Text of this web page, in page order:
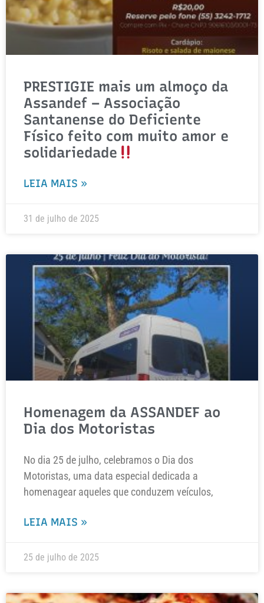
PRESTIGIE mais um almoço da
Assandef – Associação
Santanense do Deficiente
Físico feito com muito amor e
solidariedade
LEIA MAIS »
31 de julho de 2025
Homenagem da ASSANDEF ao
Dia dos Motoristas
No dia 25 de julho, celebramos o Dia dos
Motoristas, uma data especial dedicada a
homenagear aqueles que conduzem veículos,
LEIA MAIS »
25 de julho de 2025